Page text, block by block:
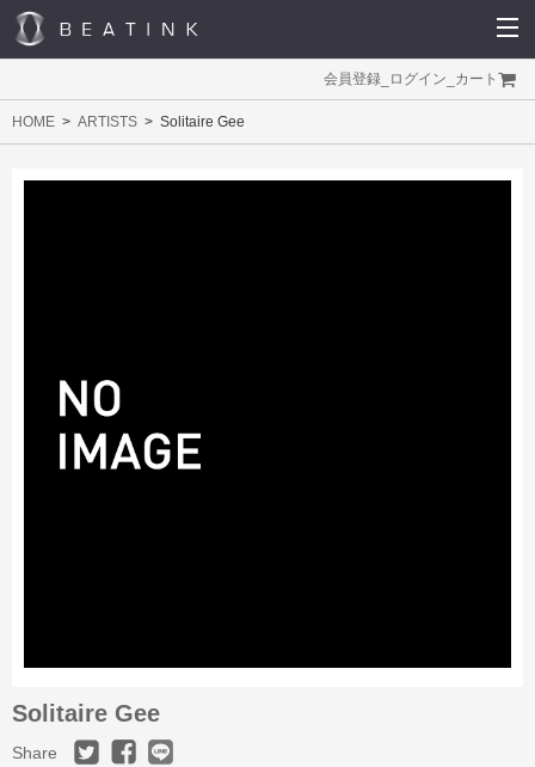
会員登録 ログイン カート
HOME ARTISTS Solitaire Gee
Solitaire Gee
Share